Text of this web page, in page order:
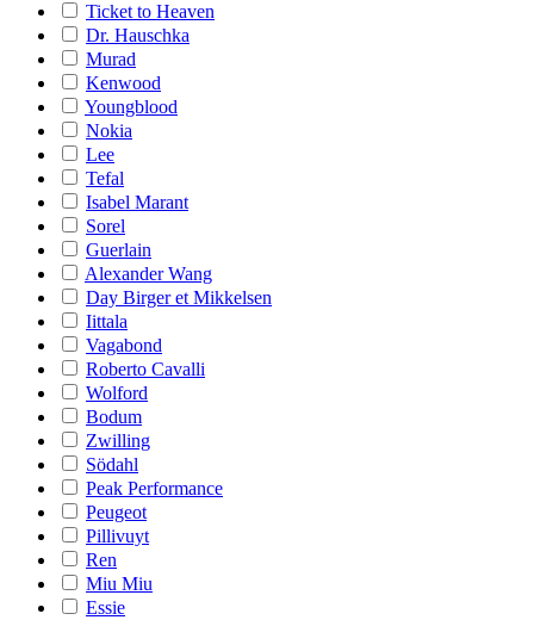
Ticket to Heaven
Dr. Hauschka
Murad
Kenwood
Youngblood
Nokia
Lee
Tefal
Isabel Marant
Sorel
Guerlain
Alexander Wang
Day Birger et Mikkelsen
Iittala
Vagabond
Roberto Cavalli
Wolford
Bodum
Zwilling
Södahl
Peak Performance
Peugeot
Pillivuyt
Ren
Miu Miu
Essie